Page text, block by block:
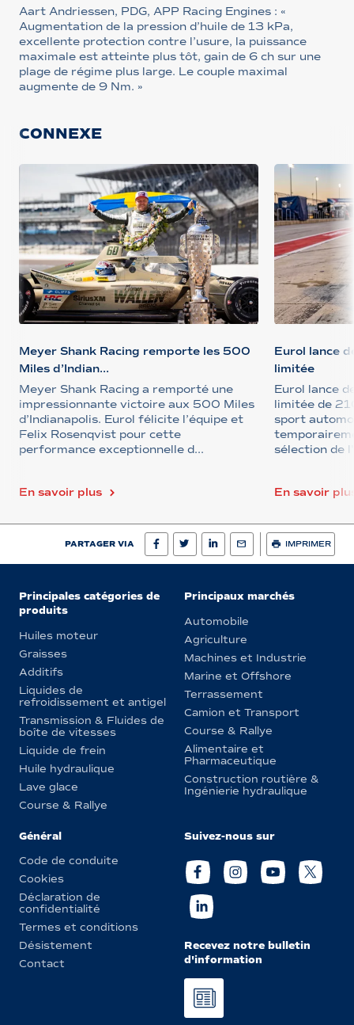
Aart Andriessen, PDG, APP Racing Engines : «
Augmentation de la pression d’huile de 13 kPa,
excellente protection contre l’usure, la puissance
maximale est atteinte plus tôt, gain de 6 ch sur une
plage de régime plus large. Le couple maximal
augmente de 9 Nm. »
CONNEXE
Meyer Shank Racing remporte les 500
Miles d’Indian...
Meyer Shank Racing a remporté une
impressionnante victoire aux 500 Miles
d’Indianapolis. Eurol félicite l’équipe et
Felix Rosenqvist pour cette
performance exceptionnelle d...
En savoir plus
Eurol lance
limitée
Eurol lance
limitée de
sport
sélection de
En savoir
PARTAGER VIA IMPRIMER
Principales catégories de
produits
Huiles moteur
Graisses
Additifs
Liquides de
refroidissement et antigel
Transmission & Fluides de
boîte de vitesses
Liquide de frein
Huile hydraulique
Lave glace
Course & Rallye
Principaux marchés
Automobile
Agriculture
Machines et Industrie
Marine et Offshore
Terrassement
Camion et Transport
Course & Rallye
Alimentaire et
Pharmaceutique
Construction routière &
Ingénierie hydraulique
Général
Code de conduite
Cookies
Déclaration de
confidentialité
Termes et conditions
Désistement
Contact
Suivez-nous sur
Recevez notre bulletin
d'information